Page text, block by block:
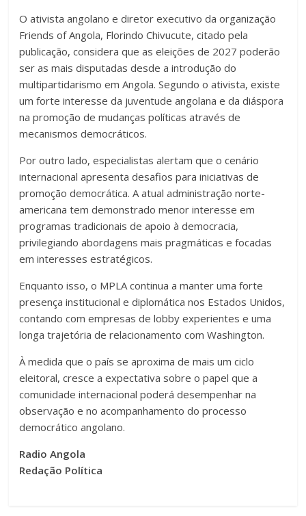
O ativista angolano e diretor executivo da organização
Friends of Angola, Florindo Chivucute, citado pela
publicação, considera que as eleições de 2027 poderão
ser as mais disputadas desde a introdução do
multipartidarismo em Angola. Segundo o ativista, existe
um forte interesse da juventude angolana e da diáspora
na promoção de mudanças políticas através de
mecanismos democráticos.
Por outro lado, especialistas alertam que o cenário
internacional apresenta desafios para iniciativas de
promoção democrática. A atual administração norte-
americana tem demonstrado menor interesse em
programas tradicionais de apoio à democracia,
privilegiando abordagens mais pragmáticas e focadas
em interesses estratégicos.
Enquanto isso, o MPLA continua a manter uma forte
presença institucional e diplomática nos Estados Unidos,
contando com empresas de lobby experientes e uma
longa trajetória de relacionamento com Washington.
À medida que o país se aproxima de mais um ciclo
eleitoral, cresce a expectativa sobre o papel que a
comunidade internacional poderá desempenhar na
observação e no acompanhamento do processo
democrático angolano.
Radio Angola
Redação Política